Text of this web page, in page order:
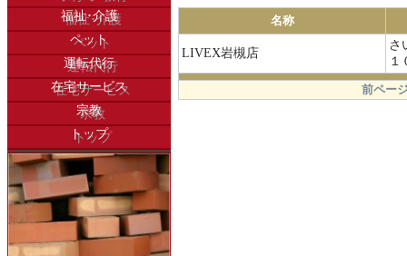
福祉･介護
ペット
運転代行
在宅サービス
宗教
トップ
名称
LIVEX岩槻店
さ
１
.
前ペー